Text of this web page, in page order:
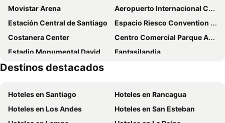
Haiku Cabañas Panorámicas
Cabana El Ingenio
Casa Bosque Lodge
Casa Maipo
Chalet de Piedra
Maipo Shanti Lodge
Santuario del Río Lodge
Parque San José - Héroes Parques
Hostal Chikiyan
Movistar Arena
Aeropuerto Internacional Comodoro Arturo Merino Benítez
Estación Central de Santiago
Espacio Riesco Convention Center
Costanera Center
Centro Comercial Parque Arauco
Estadio Monumental David Arellano
Fantasilandia
Festival Internacional Providencia Jazz
Templo Votivo de Maipu
Metro de Santiago
Barrio Bellavista
Plaza Ñunoa
Destinos destacados
Hoteles en Santiago
Hoteles en Rancagua
Hoteles en Los Andes
Hoteles en San Esteban